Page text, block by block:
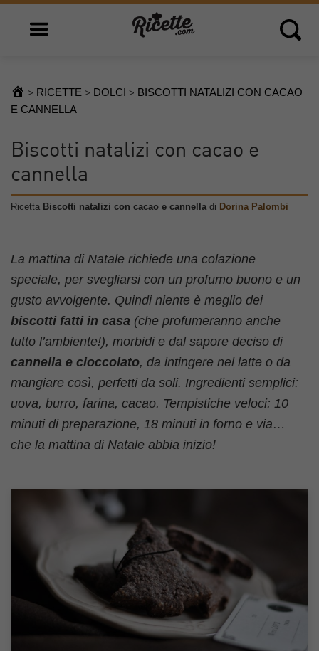
Open main menu Open
> RICETTE > DOLCI > BISCOTTI NATALIZI CON CACAO
E CANNELLA
Biscotti natalizi con cacao e
cannella
Ricetta Biscotti natalizi con cacao e cannella di Dorina Palombi
La mattina di Natale richiede una colazione
speciale, per svegliarsi con un profumo buono e un
gusto avvolgente. Quindi niente è meglio dei
biscotti fatti in casa (che profumeranno anche
tutto l’ambiente!), morbidi e dal sapore deciso di
cannella e cioccolato, da intingere nel latte o da
mangiare così, perfetti da soli. Ingredienti semplici:
uova, burro, farina, cacao. Tempistiche veloci: 10
minuti di preparazione, 18 minuti in forno e via…
che la mattina di Natale abbia inizio!